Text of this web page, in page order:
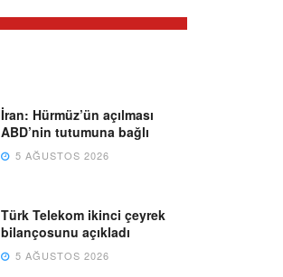
İran: Hürmüz’ün açılması
ABD’nin tutumuna bağlı
5 AĞUSTOS 2026
Türk Telekom ikinci çeyrek
bilançosunu açıkladı
5 AĞUSTOS 2026